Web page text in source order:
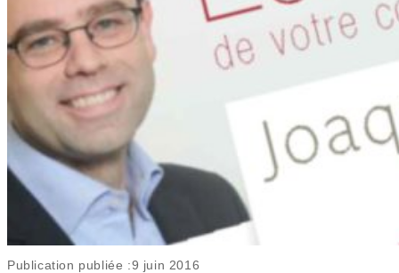
Publication publiée :9 juin 2016